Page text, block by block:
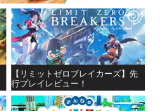
【リミットゼロブレイカーズ】先
行プレイレビュー！